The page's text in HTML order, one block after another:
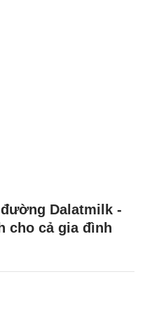
Dalatmilk -
cho cả gia đình